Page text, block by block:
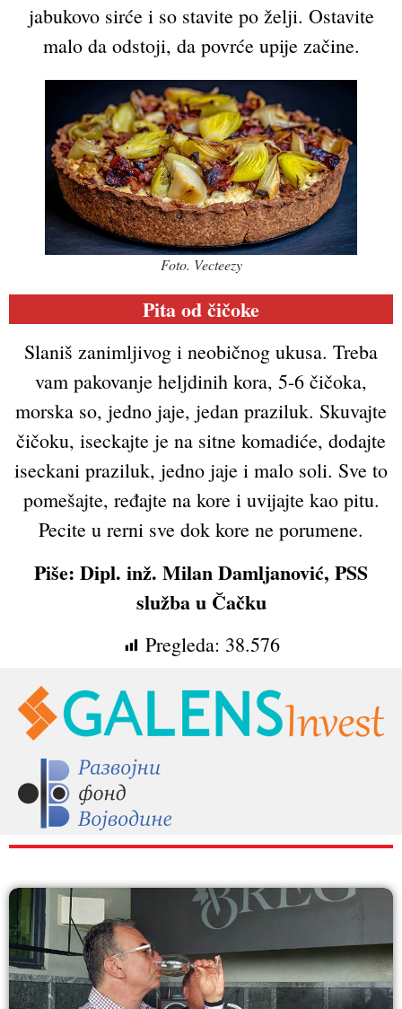
jabukovo sirće i so stavite po želji. Ostavite
malo da odstoji, da povrće upije začine.
Foto. Vecteezy
Pita od čičoke
Slaniš zanimljivog i neobičnog ukusa. Treba
vam pakovanje heljdinih kora, 5-6 čičoka,
morska so, jedno jaje, jedan praziluk. Skuvajte
čičoku, iseckajte je na sitne komadiće, dodajte
iseckani praziluk, jedno jaje i malo soli. Sve to
pomešajte, ređajte na kore i uvijajte kao pitu.
Pecite u rerni sve dok kore ne porumene.
Piše: Dipl. inž. Milan Damljanović, PSS
služba u Čačku
Pregleda: 38.576
RAZNO